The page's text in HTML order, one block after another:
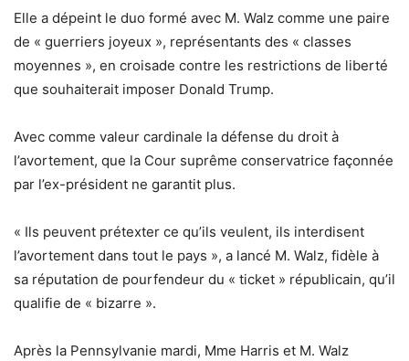
Elle a dépeint le duo formé avec M. Walz comme une paire
de « guerriers joyeux », représentants des « classes
moyennes », en croisade contre les restrictions de liberté
que souhaiterait imposer Donald Trump.
Avec comme valeur cardinale la défense du droit à
l’avortement, que la Cour suprême conservatrice façonnée
par l’ex-président ne garantit plus.
« Ils peuvent prétexter ce qu’ils veulent, ils interdisent
l’avortement dans tout le pays », a lancé M. Walz, fidèle à
sa réputation de pourfendeur du « ticket » républicain, qu’il
qualifie de « bizarre ».
Après la Pennsylvanie mardi, Mme Harris et M. Walz